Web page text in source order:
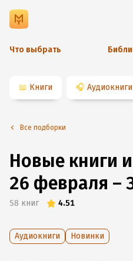
Что выбрать
📖 Книги 🎧 Аудиокниги
Все подборки
Новые книги
26 февраля –
58 книг 4.51
Аудиокниги Новинки